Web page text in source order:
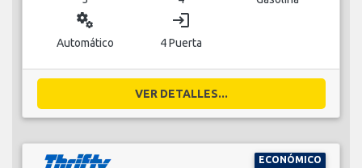
miscellaneous_services
Automático
login
4 Puerta
VER DETALLES...
ECONÓMICO